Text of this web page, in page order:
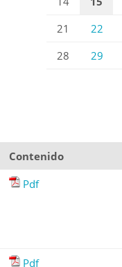
21
22
28
29
Contenido
Pdf
Pdf